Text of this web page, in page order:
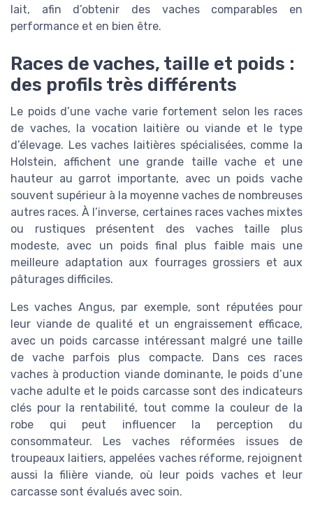
lait, afin d’obtenir des vaches comparables en
performance et en bien être.
Races de vaches, taille et poids :
des profils très différents
Le poids d’une vache varie fortement selon les races
de vaches, la vocation laitière ou viande et le type
d’élevage. Les vaches laitières spécialisées, comme la
Holstein, affichent une grande taille vache et une
hauteur au garrot importante, avec un poids vache
souvent supérieur à la moyenne vaches de nombreuses
autres races. À l’inverse, certaines races vaches mixtes
ou rustiques présentent des vaches taille plus
modeste, avec un poids final plus faible mais une
meilleure adaptation aux fourrages grossiers et aux
pâturages difficiles.
Les vaches Angus, par exemple, sont réputées pour
leur viande de qualité et un engraissement efficace,
avec un poids carcasse intéressant malgré une taille
de vache parfois plus compacte. Dans ces races
vaches à production viande dominante, le poids d’une
vache adulte et le poids carcasse sont des indicateurs
clés pour la rentabilité, tout comme la couleur de la
robe qui peut influencer la perception du
consommateur. Les vaches réformées issues de
troupeaux laitiers, appelées vaches réforme, rejoignent
aussi la filière viande, où leur poids vaches et leur
carcasse sont évalués avec soin.